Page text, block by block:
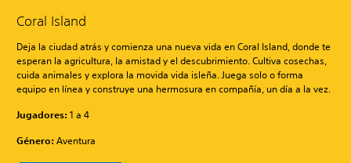
Coral Island
Deja la ciudad atrás y comienza una nueva vida en Coral Island, donde te
esperan la agricultura, la amistad y el descubrimiento. Cultiva cosechas,
cuida animales y explora la movida vida isleña. Juega solo o forma
equipo en línea y construye una hermosura en compañía, un día a la vez.
Jugadores:1 a 4
Género:Aventura